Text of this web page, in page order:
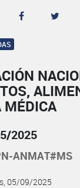
MÉDICA
2025
ANMAT#MS
05/09/2025